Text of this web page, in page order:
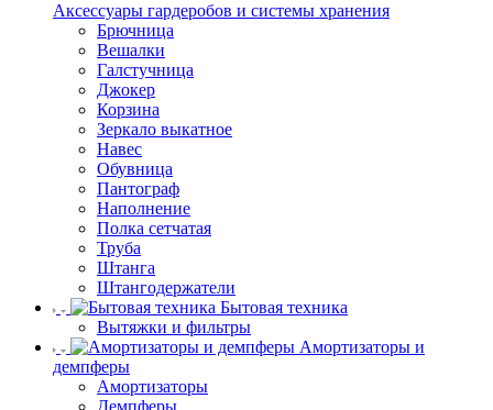
Аксессуары гардеробов и системы хранения
Брючница
Вешалки
Галстучница
Джокер
Корзина
Зеркало выкатное
Навес
Обувница
Пантограф
Наполнение
Полка сетчатая
Труба
Штанга
Штангодержатели
Бытовая техника
Вытяжки и фильтры
Амортизаторы и
демпферы
Амортизаторы
Демпферы